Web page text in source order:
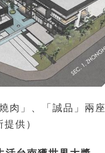
肉」、「誠品」兩
提供）